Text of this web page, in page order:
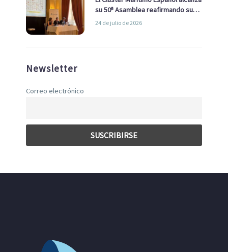
su 50ª Asamblea reafirmando su
liderazgo en la Economía Azul
24 de julio de 2026
Newsletter
Correo electrónico